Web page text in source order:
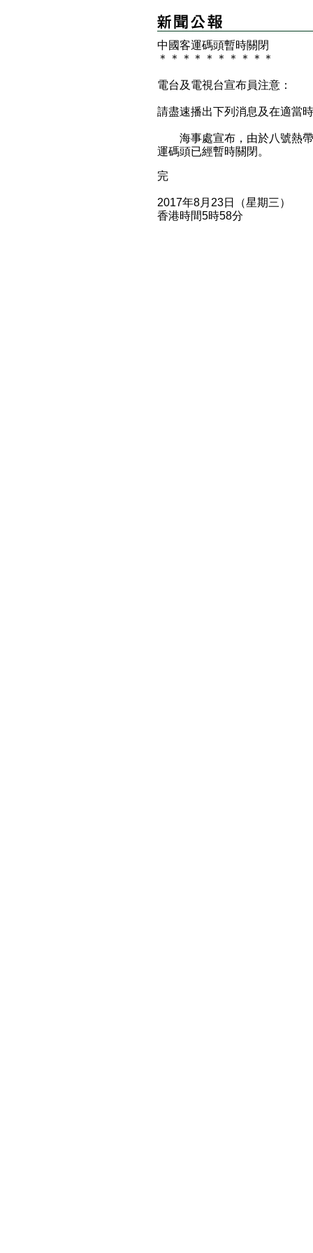
中國客運碼頭暫時關閉
＊
＊ ＊ ＊ ＊ ＊ ＊ ＊ ＊ ＊
電台及電視台宣布員注意：
請盡速播出下列消息及在適當
海事處宣布，由於八號熱帶
運碼頭已經暫時關閉。
完
2017年8月23日（星期三）
香港時間5時58分